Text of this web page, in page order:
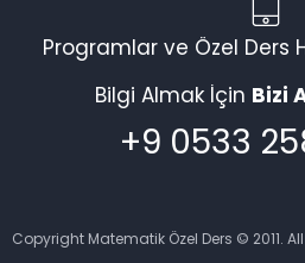
Programlar ve Özel Ders
Bilgi Almak İçin Bizi
+9 0533
Copyright Matematik Özel Ders © 2011.